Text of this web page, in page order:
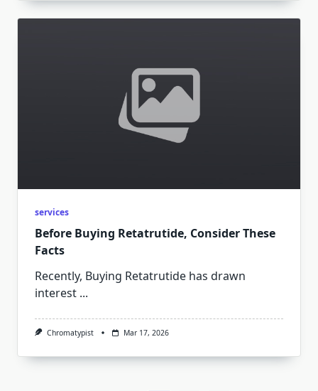
services
Before Buying Retatrutide, Consider These
Facts
Recently, Buying Retatrutide has drawn
interest ...
Chromatypist Mar 17, 2026